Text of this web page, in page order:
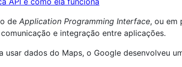
de Application Programming Interface, ou em
e integração entre aplicações.
usar dados do Maps, o Google desenvolveu